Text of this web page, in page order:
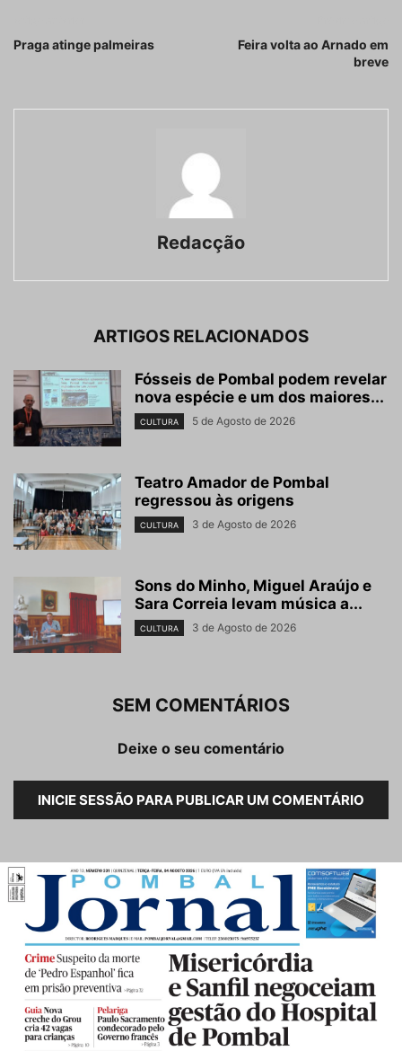
Praga atinge palmeiras
Feira volta ao Arnado em
breve
Redacção
ARTIGOS RELACIONADOS
Fósseis de Pombal podem revelar
nova espécie e um dos maiores...
CULTURA 5 de Agosto de 2026
Teatro Amador de Pombal
regressou às origens
CULTURA 3 de Agosto de 2026
Sons do Minho, Miguel Araújo e
Sara Correia levam música a...
CULTURA 3 de Agosto de 2026
SEM COMENTÁRIOS
Deixe o seu comentário
INICIE SESSÃO PARA PUBLICAR UM COMENTÁRIO